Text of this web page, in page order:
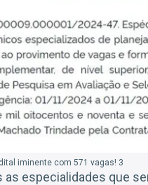
iminente com 571 vagas! 3
as especialidades que